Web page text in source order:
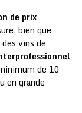
de prix
bien que
vins de
de 10
en grande